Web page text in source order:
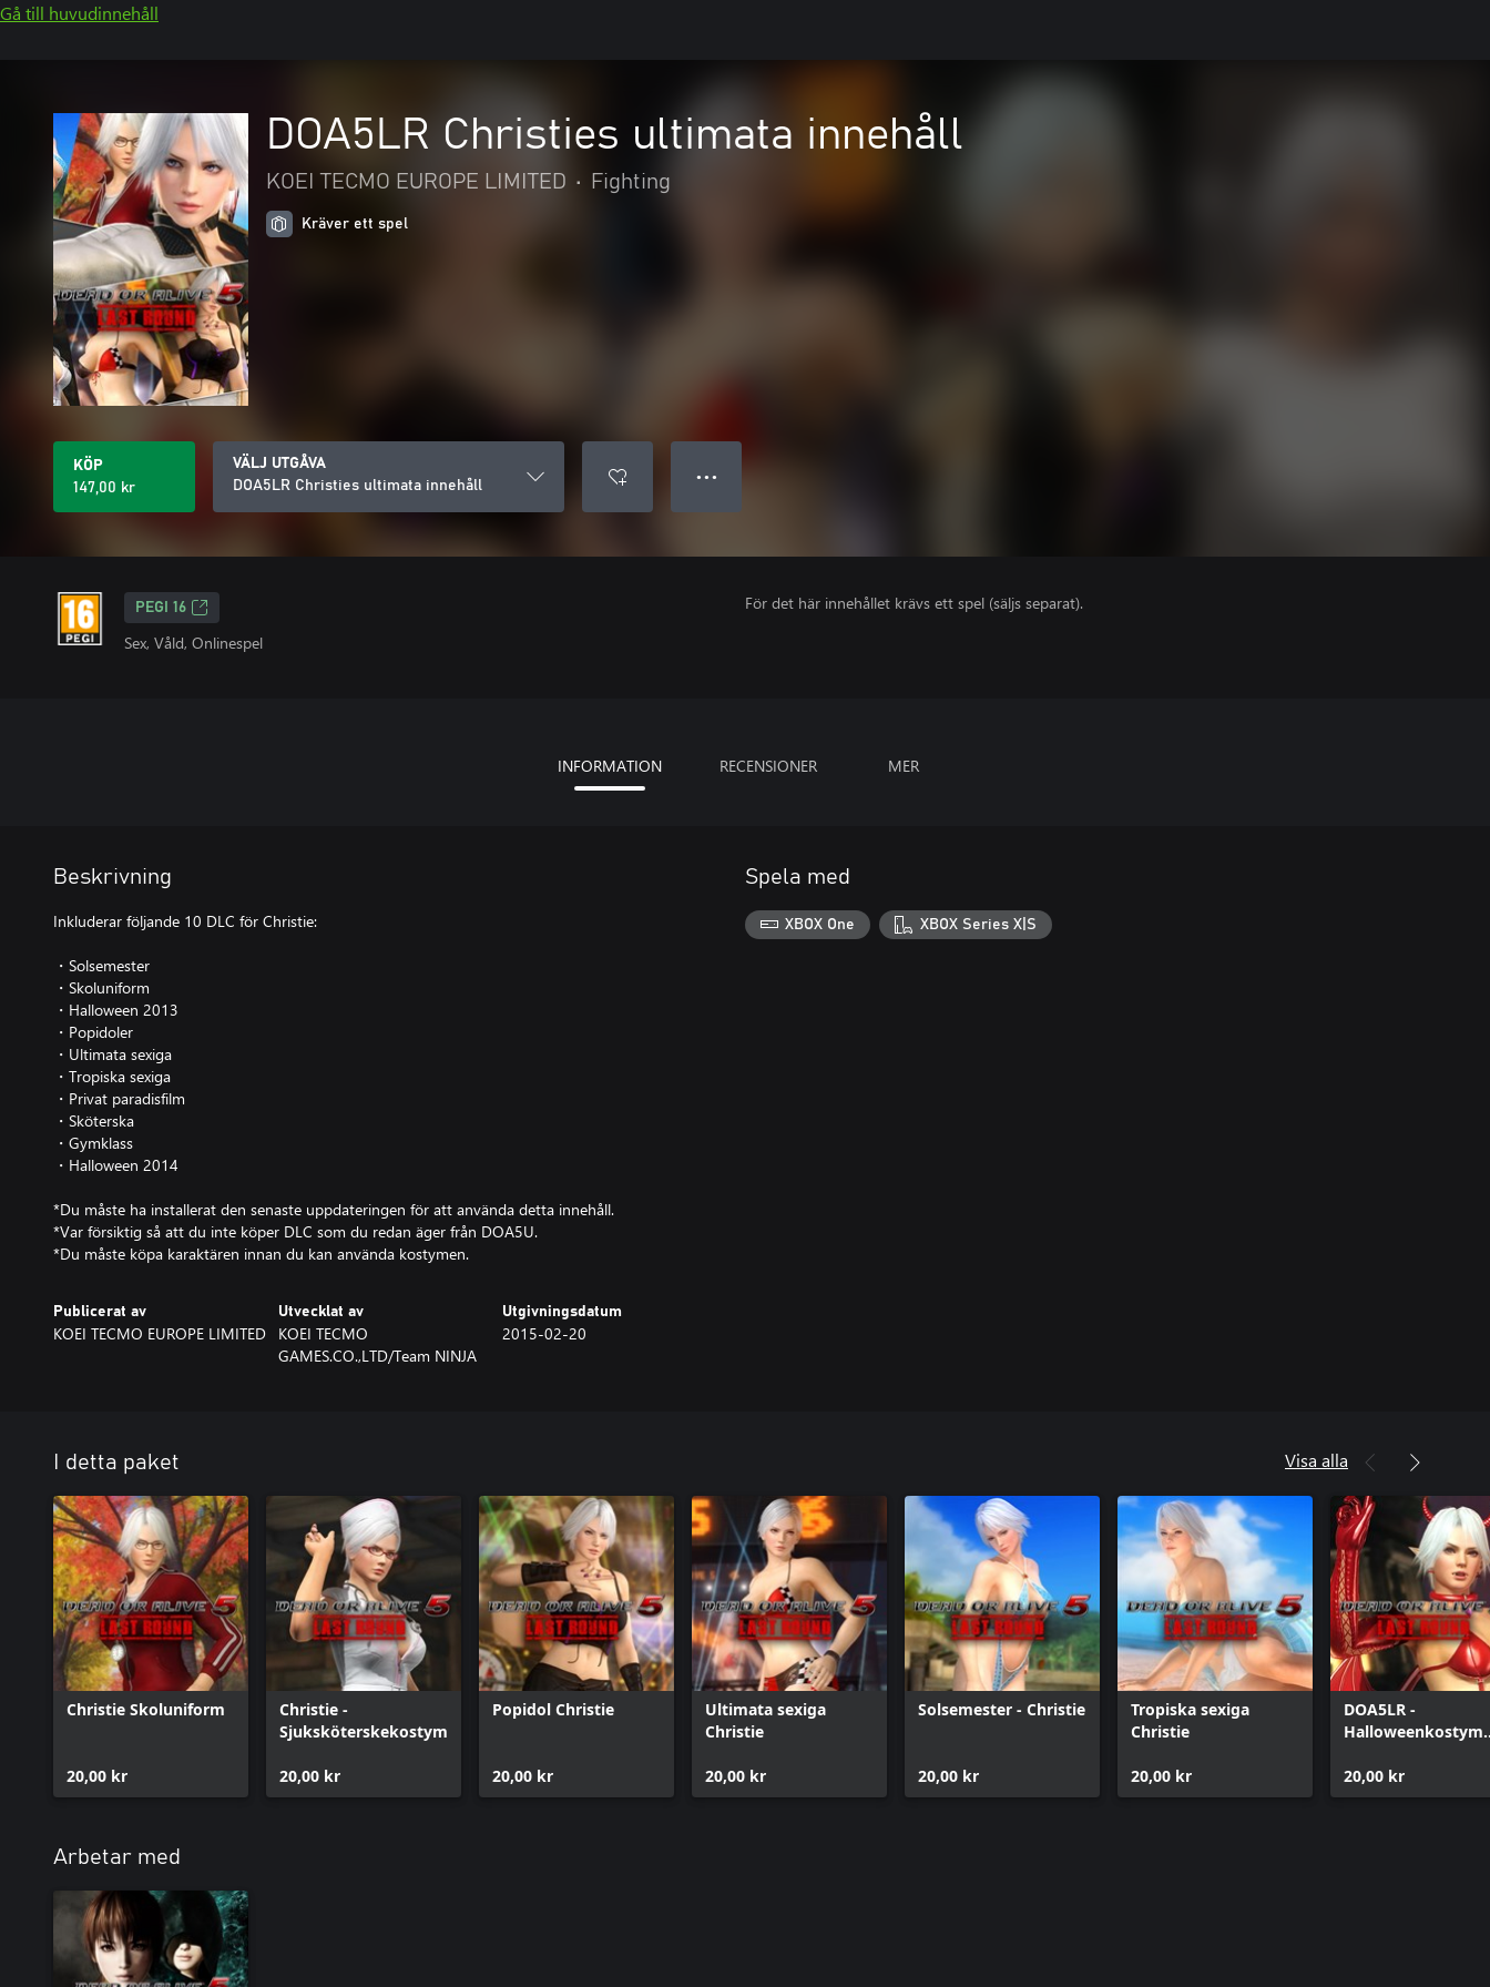
Gå till huvudinnehåll
DOA5LR Christies ultimata innehåll
KOEI TECMO EUROPE LIMITED • Fighting
Kräver ett spel
KÖP
147,00 kr
VÄLJ UTGÅVA
DOA5LR Christies ultimata innehåll
● ● ●
PEGI 16
Sex, Våld, Onlinespel
För det här innehållet krävs ett spel (säljs separat).
INFORMATION RECENSIONER MER
Beskrivning
Inkluderar följande 10 DLC för Christie:
・Solsemester
・Skoluniform
・Halloween 2013
・Popidoler
・Ultimata sexiga
・Tropiska sexiga
・Privat paradisfilm
・Sköterska
・Gymklass
・Halloween 2014
*Du måste ha installerat den senaste uppdateringen för att använda detta innehåll.
*Var försiktig så att du inte köper DLC som du redan äger från DOA5U.
*Du måste köpa karaktären innan du kan använda kostymen.
Publicerat av
KOEI TECMO EUROPE LIMITED
Utvecklat av
KOEI TECMO
GAMES.CO.,LTD/Team NINJA
Utgivningsdatum
2015-02-20
Spela med
XBOX One XBOX Series X|S
I detta paket Visa alla
Christie Skoluniform
20,00 kr
Christie -
Sjuksköterskekostym
20,00 kr
Popidol Christie
20,00 kr
Ultimata sexiga
Christie
20,00 kr
Solsemester - Christie
20,00 kr
Tropiska sexiga
Christie
20,00 kr
DOA5LR -
Halloweenkostym
20,00 kr
Arbetar med